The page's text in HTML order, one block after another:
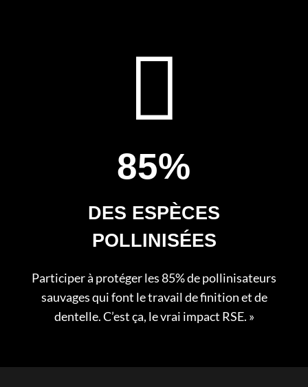
85%
DES ESPÈCES
POLLINISÉES
Participer à protéger les 85% de pollinisateurs
sauvages qui font le travail de finition et de
dentelle. C’est ça, le vrai impact RSE. »